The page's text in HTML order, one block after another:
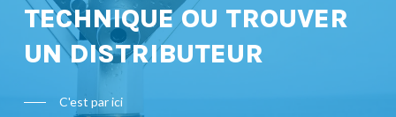
TECHNIQUE OU TROUVER
UN DISTRIBUTEUR
C'est par ici